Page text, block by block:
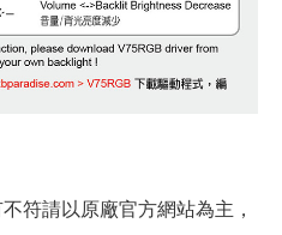
符請以原廠官方網站為主，